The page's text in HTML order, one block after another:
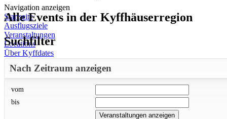
Navigation anzeigen
Startseite
Ausflugsziele
Veranstaltungen
Locations
Über Kyffdates
Alle Events in der Kyffhäuserregion
Suchfilter
Nach Zeitraum anzeigen
vom
bis